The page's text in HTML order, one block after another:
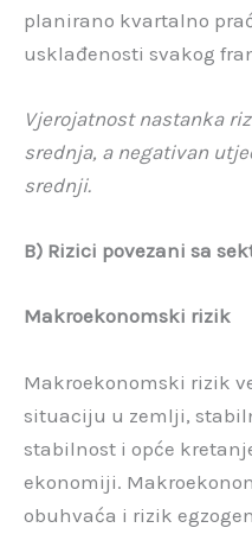
planirano kvartalno
usklađenosti svakog
Vjerojatnost nastanka
srednja, a negativan
srednji.
B) Rizici povezani sa
Makroekonomski rizik
Makroekonomski rizik
situaciju u zemlji,
stabilnost i opće
ekonomiji.
obuhvaća i rizik